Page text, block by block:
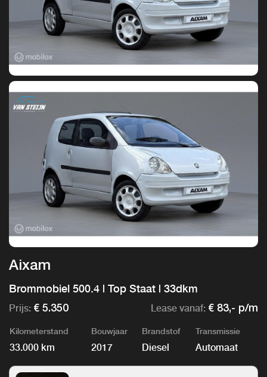
Aixam
Brommobiel 500.4 | Top Staat | 33dkm
Prijs: € 5.350 Lease vanaf: € 83,- p/m
Kilometerstand
33.000 km
Bouwjaar
2017
Brandstof
Diesel
Transmissie
Automaat